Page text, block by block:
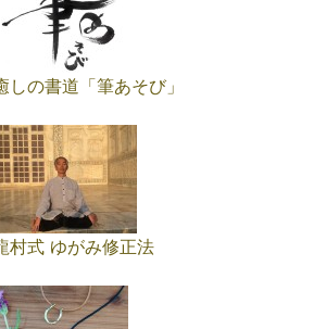
しの書道「筆あそび」
村式 ゆがみ修正法